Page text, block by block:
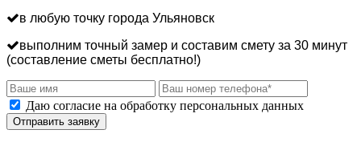
в любую точку города Ульяновск
выполним точный замер и составим смету за 30 минут
(составление сметы бесплатно!)
Даю согласие на обработку персональных данных
Отправить заявку